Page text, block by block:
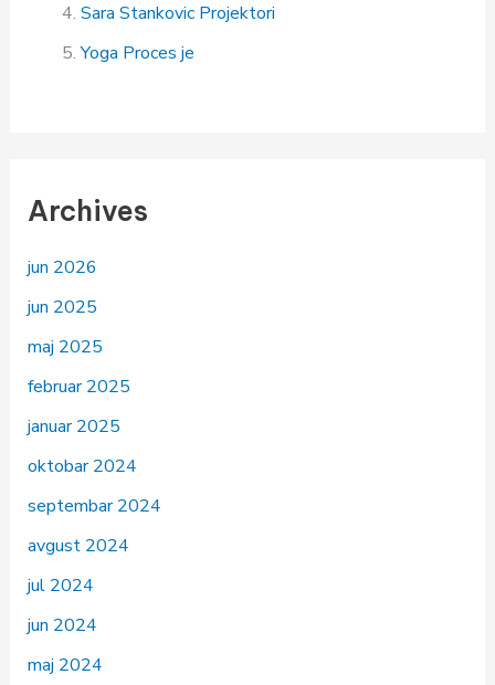
Sara Stankovic Projektori
Yoga Proces je
Archives
jun 2026
jun 2025
maj 2025
februar 2025
januar 2025
oktobar 2024
septembar 2024
avgust 2024
jul 2024
jun 2024
maj 2024